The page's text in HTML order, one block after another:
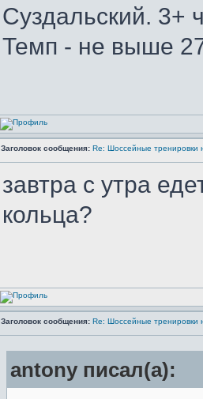
Суздальский. 3+
Темп - не выше
Заголовок сообщения: Re: Шоссейные тренировки
завтра с утра
кольца?
Заголовок сообщения: Re: Шоссейные тренировки
antony писал(а):